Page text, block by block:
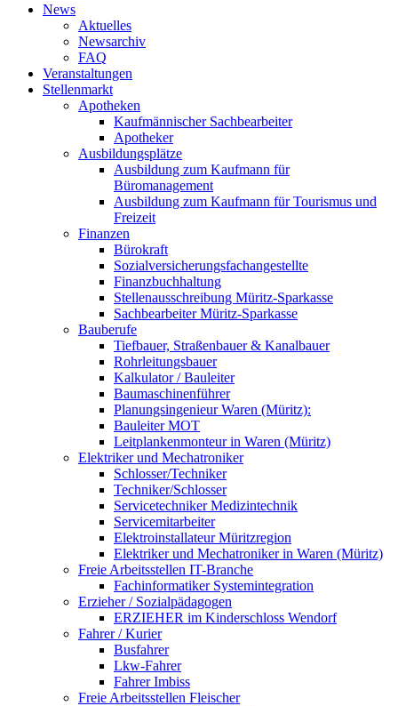
News
Aktuelles
Newsarchiv
FAQ
Veranstaltungen
Stellenmarkt
Apotheken
Kaufmännischer Sachbearbeiter
Apotheker
Ausbildungsplätze
Ausbildung zum Kaufmann für
Büromanagement
Ausbildung zum Kaufmann für Tourismus und
Freizeit
Finanzen
Bürokraft
Sozialversicherungsfachangestellte
Finanzbuchhaltung
Stellenausschreibung Müritz-Sparkasse
Sachbearbeiter Müritz-Sparkasse
Bauberufe
Tiefbauer, Straßenbauer & Kanalbauer
Rohrleitungsbauer
Kalkulator / Bauleiter
Baumaschinenführer
Planungsingenieur Waren (Müritz):
Bauleiter MOT
Leitplankenmonteur in Waren (Müritz)
Elektriker und Mechatroniker
Schlosser/Techniker
Techniker/Schlosser
Servicetechniker Medizintechnik
Servicemitarbeiter
Elektroinstallateur Müritzregion
Elektriker und Mechatroniker in Waren (Müritz)
Freie Arbeitsstellen IT-Branche
Fachinformatiker Systemintegration
Erzieher / Sozialpädagogen
ERZIEHER im Kinderschloss Wendorf
Fahrer / Kurier
Busfahrer
Lkw-Fahrer
Fahrer Imbiss
Freie Arbeitsstellen Fleischer